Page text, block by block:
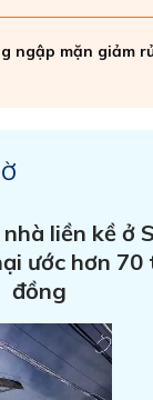
ngập mặn giảm
liền kề ở
ước hơn 70
đồng